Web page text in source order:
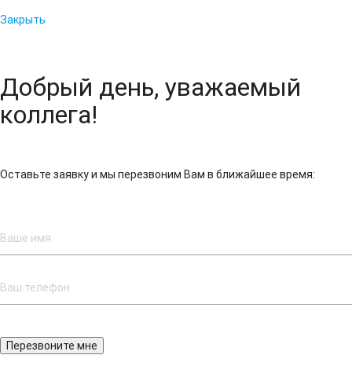
Закрыть
Добрый день, уважаемый
коллега!
Оставьте заявку и мы перезвоним Вам в ближайшее время: